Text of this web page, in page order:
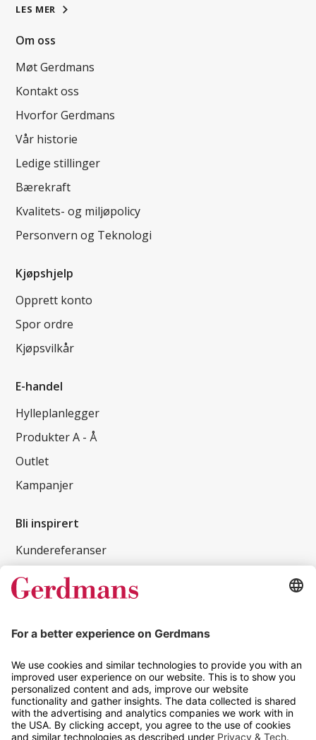
LES MER
Om oss
Møt Gerdmans
Kontakt oss
Hvorfor Gerdmans
Vår historie
Ledige stillinger
Bærekraft
Kvalitets- og miljøpolicy
Personvern og Teknologi
Kjøpshjelp
Opprett konto
Spor ordre
Kjøpsvilkår
E-handel
Hylleplanlegger
Produkter A - Å
Outlet
Kampanjer
Bli inspirert
Kundereferanser
Magasin
Tips og guider
Kontakt
info@gerdmans.no
67 80 56 20
Åpningstid